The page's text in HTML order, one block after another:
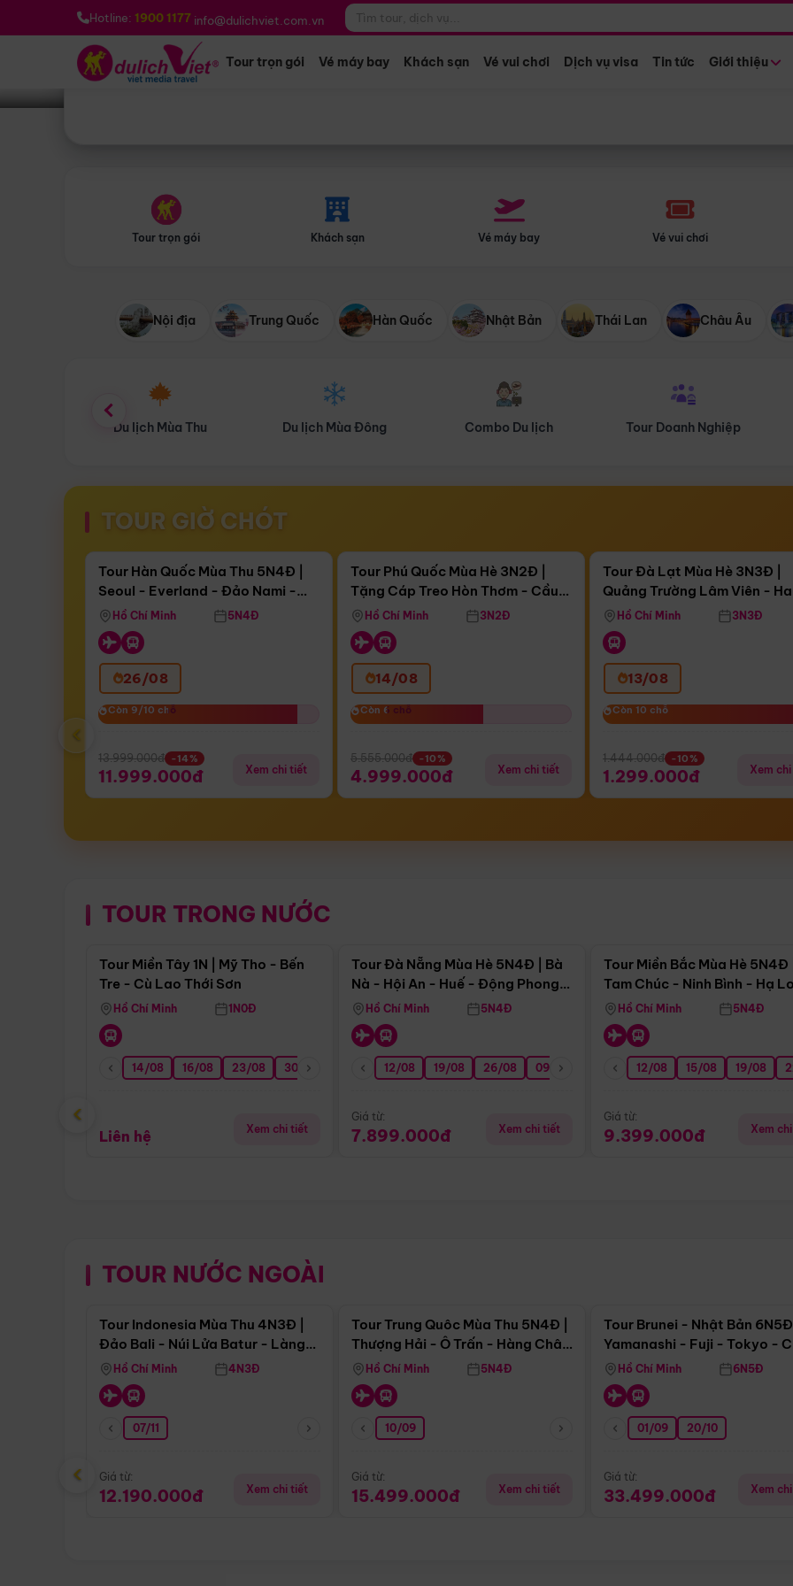
Hotline: 1900 1177 info@dulichviet.com.vn
Tour trọn gói Vé máy bay Khách sạn Vé vui chơi Dịch vụ visa Tin tức Giới thiệu
Bạn muốn đi đâu? *
Tour trọn gói Khách sạn Vé máy bay Vé vui chơi
Nội địa Trung Quốc Hàn Quốc Nhật Bản Thái Lan Châu Âu
Du lịch Mùa Đông Combo Du lịch Tour Doanh Nghiệp Du lịch Hành Hương
TOUR GIỜ CHÓT
Còn16 ngày 14:08:35
Bay Sun Phuquoc Airways
Điểm nổi bật
Tour Hàn Quốc Mùa Thu 5N4Đ |
Seoul - Everland - Đảo Nami -
Tháp Namsan (Bay Sun Phuquoc
Airways)
Hồ Chí Minh 5N4Đ
26/08
Còn 9/10 chỗ
Còn 9/10 chỗ
13.999.000đ -14%
11.999.000đ Xem chi tiết
Còn04 ngày 14:08:35
Tặng Cáp Treo Hòn Thơm
Tour Phú Quốc Mùa Hè 3N2Đ |
Tặng Cáp Treo Hòn Thơm - Cầu
Hôn - Công Viên Nước Aquatopia
Hồ Chí Minh 3N2Đ
14/08
Còn 6 chỗ
Còn 6 chỗ
5.555.000đ -10%
4.999.000đ Xem chi tiết
Còn03 ngày 14:08:35
Tour Đà Lạt Mùa Hè 3N3Đ |
Quảng Trường Lâm Viên -
Hill - Puppy Farm
Hồ Chí Minh 3N3Đ
13/08
Còn 10 chỗ
Còn 10 chỗ
1.444.000đ -10%
1.299.000đ Xem
‹
TOUR TRONG NƯỚC
Điểm nổi bật
Tour Miền Tây 1N | Mỹ Tho - Bến
Tre - Cù Lao Thới Sơn
Hồ Chí Minh 1N0Đ
14/08 16/08 23/08 30/08 06/09 13/09 20/09 27/09
Liên hệ Xem chi tiết
Tour Đà Nẵng Mùa Hè 5N4Đ | Bà
Nà - Hội An - Huế - Động Phong
NhaHồ Chí Minh 5N4Đ
12/08 19/08 26/08 09/09 16/09 23/09 30/09 07/10
Giá từ:
7.899.000đ Xem chi tiết
Tour Miền Bắc Mùa Hè 5N4Đ |
Tam Chúc - Ninh Bình - Hạ
Hồ Chí Minh 5N4Đ
12/08 15/08 19/08
Giá từ:
9.399.000đ Xem
‹
TOUR NƯỚC NGOÀI
Điểm nổi bật
Tour Indonesia Mùa Thu 4N3Đ |
Đảo Bali - Núi Lửa Batur - Làng
Penglipuran
Hồ Chí Minh 4N3Đ
07/11
Giá từ:
12.190.000đ Xem chi tiết
Tour Trung Quôc Mùa Thu 5N4Đ |
Thượng Hải - Ô Trấn - Hàng Châu
(Tour Không Shopping)
Hồ Chí Minh 5N4Đ
10/09
Giá từ:
15.499.000đ Xem chi tiết
Tour Brunei - Nhật Bản 6N5Đ |
Yamanashi - Fuji - Tokyo -
- Freeday
Hồ Chí Minh 6N5Đ
01/09 20/10
Giá từ:
33.499.000đ Xem
‹